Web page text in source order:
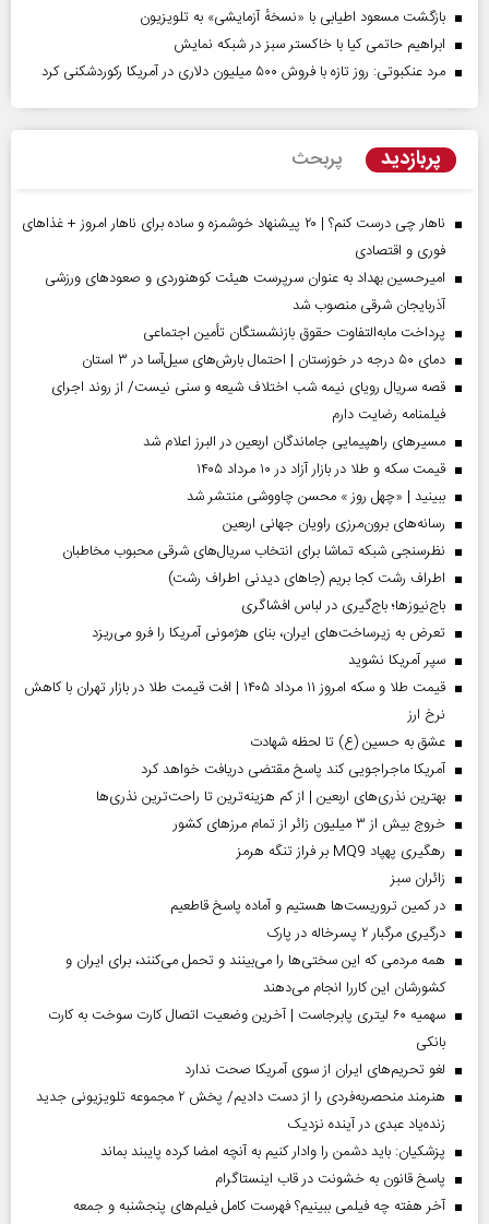
بازگشت مسعود اطیابی با «نسخهٔ آزمایشی» به تلویزیون
ابراهیم حاتمی کیا با خاکستر سبز در شبکه نمایش
مرد عنکبوتی: روز تازه با فروش ۵۰۰ میلیون دلاری در آمریکا رکوردشکنی کرد
پربازدید پربحث
ناهار چی درست کنم؟ | ۲۰ پیشنهاد خوشمزه و ساده برای ناهار امروز + غذاهای
فوری و اقتصادی
امیرحسین بهداد به عنوان سرپرست هیئت کوهنوردی و صعودهای ورزشی
آذربایجان شرقی منصوب شد
پرداخت مابه‌التفاوت حقوق بازنشستگان تأمین اجتماعی
دمای ۵۰ درجه در خوزستان | احتمال بارش‌های سیل‌آسا در ۳ استان
قصه سریال رویای نیمه شب اختلاف شیعه و سنی نیست/ از روند اجرای
فیلمنامه رضایت دارم
مسیر‌های راهپیمایی جاماندگان اربعین در البرز اعلام شد
قیمت سکه و طلا در بازار آزاد در ۱۰ مرداد ۱۴۰۵
ببینید | «چهل روز » محسن چاووشی منتشر شد
رسانه‌های برون‌مرزی راویان جهانی اربعین
نظرسنجی شبکه تماشا برای انتخاب سریال‌های شرقی محبوب مخاطبان
اطراف رشت کجا بریم (جاهای دیدنی اطراف رشت)
باج‌نیوزها؛ باج‌گیری در لباس افشاگری
تعرض به زیرساخت‌های ایران، بنای هژمونی آمریکا را فرو می‌ریزد
سپر آمریکا نشوید
قیمت طلا و سکه امروز ۱۱ مرداد ۱۴۰۵ | افت قیمت طلا در بازار تهران با کاهش
نرخ ارز
عشق به حسین (ع) تا لحظه شهادت
آمریکا ماجراجویی کند پاسخ مقتضی دریافت خواهد کرد
بهترین نذری‌های اربعین | از کم هزینه‌ترین تا راحت‌ترین نذری‌ها
خروج بیش از ۳ میلیون زائر از تمام مرز‌های کشور
رهگیری پهپاد MQ9 بر فراز تنگه هرمز
‌زائران سبز
در کمین تروریست‌ها هستیم و آماده پاسخ قاطعیم
درگیری مرگبار ۲ پسرخاله در پارک
همه مردمی که این سختی‌ها را می‌بینند و تحمل می‌کنند، برای ایران و
کشورشان این کاررا انجام می‌دهند
سهمیه ۶۰ لیتری پابرجاست | آخرین وضعیت اتصال کارت سوخت به کارت
بانکی
لغو تحریم‌های ایران از سوی آمریکا صحت ندارد
هنرمند منحصر‌به‌فردی را از دست دادیم/ پخش ۲ مجموعه تلویزیونی جدید
زنده‌یاد عبدی در آینده نزدیک
پزشکیان: باید دشمن را وادار کنیم به آنچه امضا کرده پایبند بماند
پاسخ قانون به خشونت در قاب اینستاگرام
آخر هفته چه فیلمی ببینیم؟ فهرست کامل فیلم‌های پنجشنبه و جمعه